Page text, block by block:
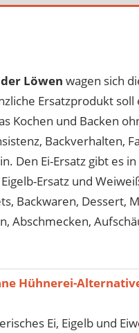
Löwen wagen sich
Ersatzprodukt
Kochen und Backen
Backverhalten,
Den Ei-Ersatz gibt es
Ersatz und
Backwaren, Dessert,
Abschmecken,
Hühnerei-
Ei, Eigelb und